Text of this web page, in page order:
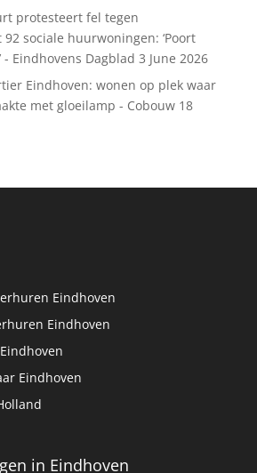
protesteert fel tegen
sociale huurwoningen: ‘Poort
- Eindhovens Dagblad 3 June 2026
Eindhoven: wonen op plek waar
met gloeilamp - Cobouw 18
Eindhoven
Eindhoven
Eindhoven
in Eindhoven